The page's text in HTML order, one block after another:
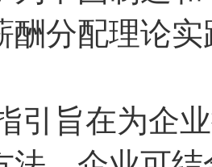
酬分配理论
引旨在为企